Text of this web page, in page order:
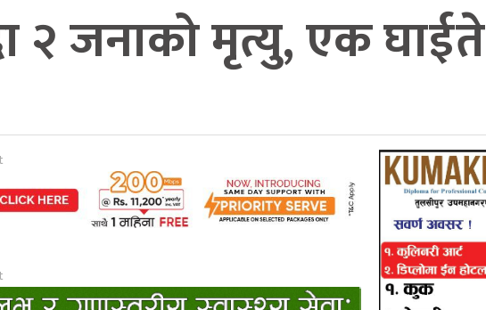
२ जनाको मृत्यु, एक घाईते